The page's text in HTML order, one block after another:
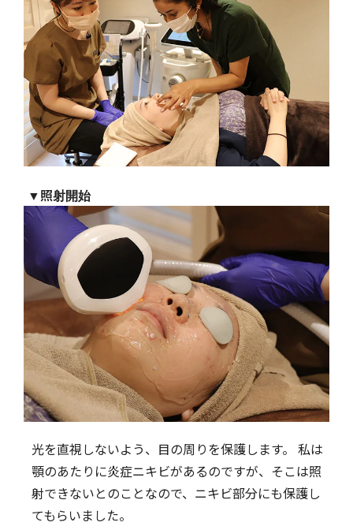
▼照射開始
光を直視しないよう、目の周りを保護します。 私は
顎のあたりに炎症ニキビがあるのですが、そこは照
射できないとのことなので、ニキビ部分にも保護し
てもらいました。